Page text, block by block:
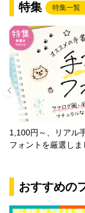
特集 特集一覧
1,100円～、リアル
フォントを厳選しま
おすすめの